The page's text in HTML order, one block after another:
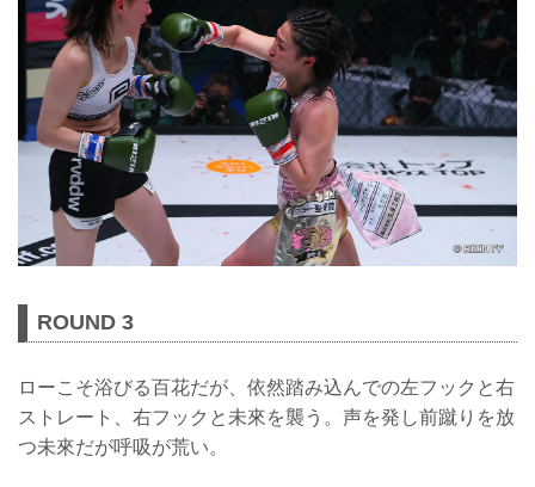
ROUND 3
ローこそ浴びる百花だが、依然踏み込んでの左フックと右
ストレート、右フックと未來を襲う。声を発し前蹴りを放
つ未來だが呼吸が荒い。